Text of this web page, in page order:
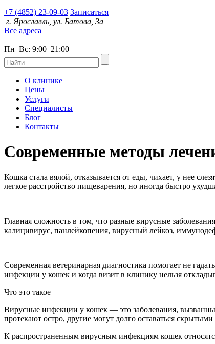
+7 (4852) 23-09-03 Записаться
г. Ярославль, ул. Батова, 3а
Все адреса
Пн–Вс: 9:00–21:00
О клинике
Цены
Услуги
Специалисты
Блог
Контакты
Современные методы
Кошка стала вялой, отказывается от еды, чихает, у нее
легкое расстройство пищеварения, но иногда быстро
Главная сложность в том, что разные вирусные
калицивирус, панлейкопения, вирусный лейкоз,
Современная ветеринарная диагностика помогает не
инфекции у кошек и когда визит в клинику нельзя
Что это такое
Вирусные инфекции у кошек — это заболевания,
протекают остро, другие могут долго оставаться
К распространенным вирусным инфекциям кошек